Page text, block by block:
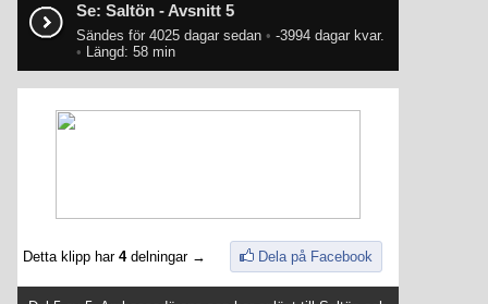
Se: Saltön - Avsnitt 5
Sändes för 4025 dagar sedan • -3994 dagar kvar.
• Längd: 58 min
Detta klipp har 4delningar → Dela på Facebook